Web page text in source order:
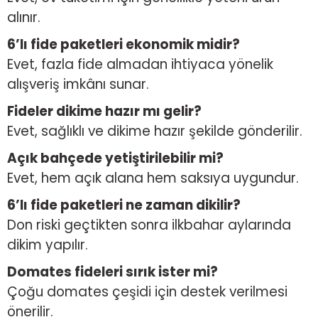
alınır.
6’lı fide paketleri ekonomik midir?
Evet, fazla fide almadan ihtiyaca yönelik
alışveriş imkânı sunar.
Fideler dikime hazır mı gelir?
Evet, sağlıklı ve dikime hazır şekilde gönderilir.
Açık bahçede yetiştirilebilir mi?
Evet, hem açık alana hem saksıya uygundur.
6’lı fide paketleri ne zaman dikilir?
Don riski geçtikten sonra ilkbahar aylarında
dikim yapılır.
Domates fideleri sırık ister mi?
Çoğu domates çeşidi için destek verilmesi
önerilir.